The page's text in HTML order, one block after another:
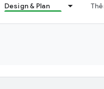
Design & Plan